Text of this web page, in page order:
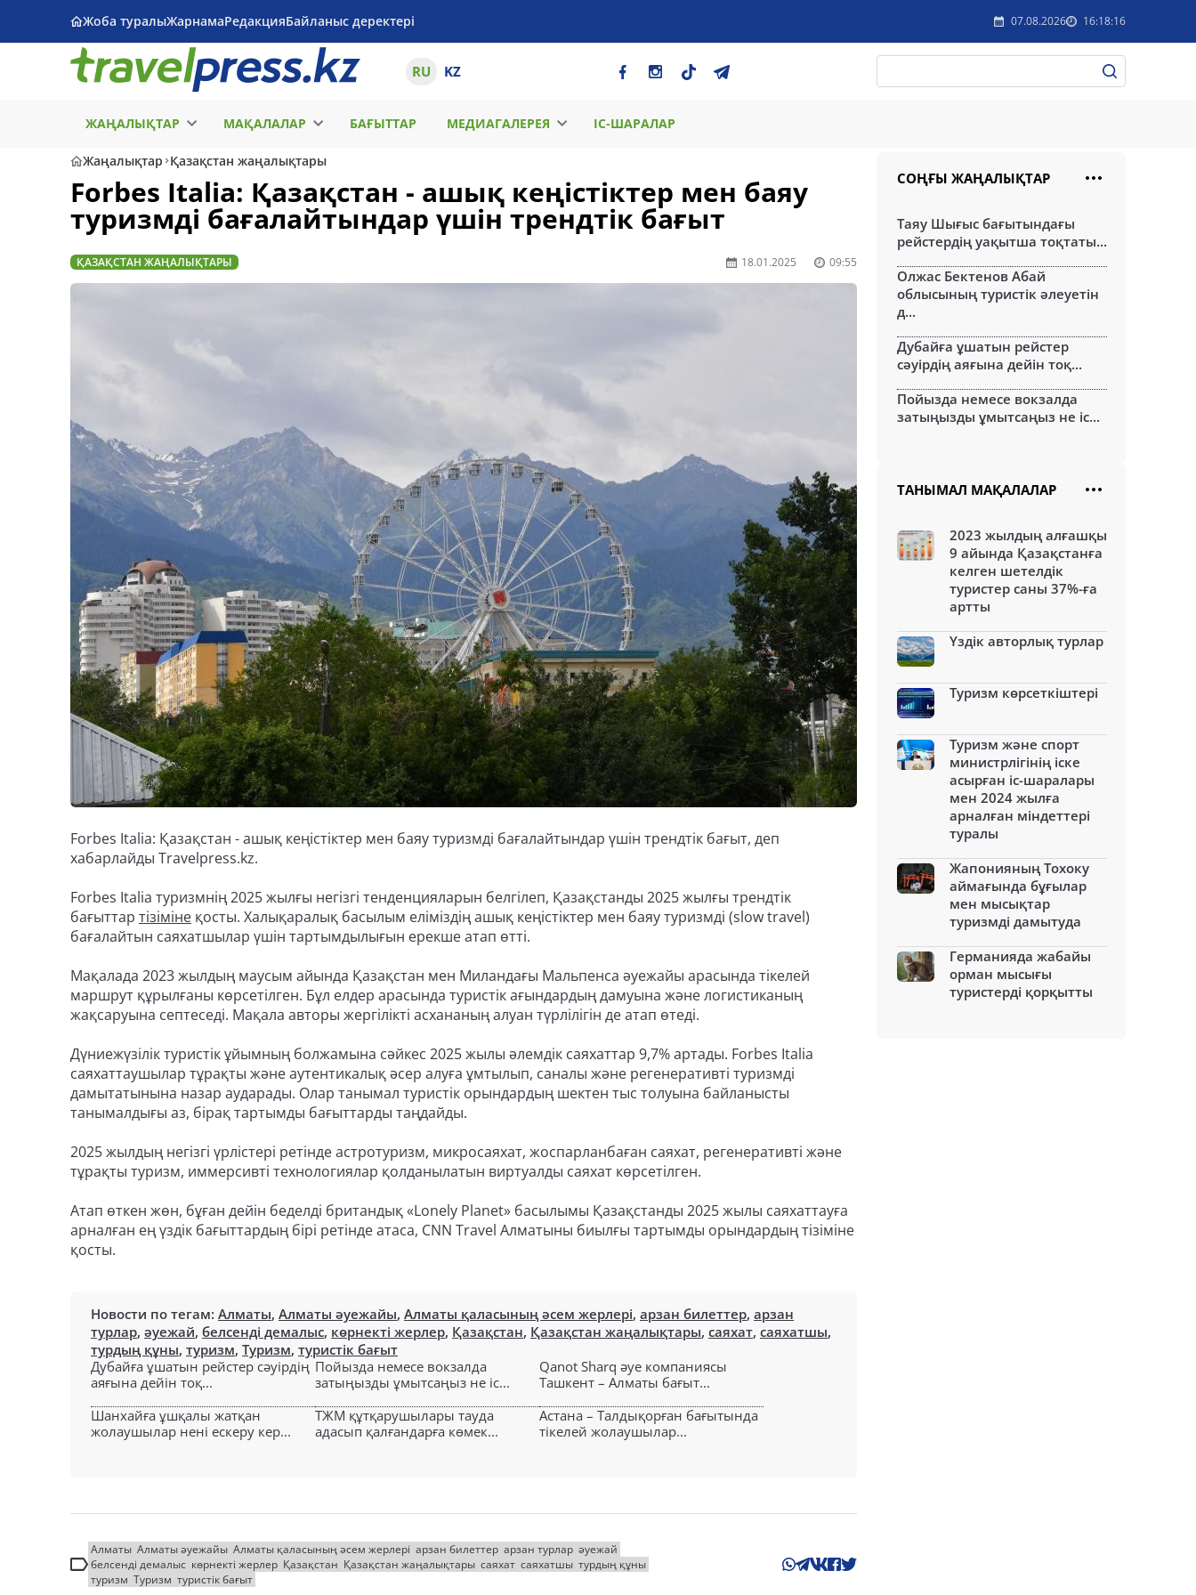
Жоба туралыЖарнамаРедакцияБайланыс деректері 07.08.2026 16:18:16
RU KZ
ЖАҢАЛЫҚТАР МАҚАЛАЛАР БАҒЫТТАР МЕДИАГАЛЕРЕЯ ІС-ШАРАЛАР
Жаңалықтар Қазақстан жаңалықтары
Forbes Italia: Қазақстан - ашық кеңістіктер мен баяу
туризмді бағалайтындар үшін трендтік бағыт
ҚАЗАҚСТАН ЖАҢАЛЫҚТАРЫ 18.01.2025 09:55
Forbes Italia: Қазақстан - ашық кеңістіктер мен баяу туризмді бағалайтындар үшін трендтік бағыт, деп
хабарлайды Travelpress.kz.
Forbes Italia туризмнің 2025 жылғы негізгі тенденцияларын белгілеп, Қазақстанды 2025 жылғы трендтік
бағыттар тізіміне қосты. Халықаралық басылым еліміздің ашық кеңістіктер мен баяу туризмді (slow travel)
бағалайтын саяхатшылар үшін тартымдылығын ерекше атап өтті.
Мақалада 2023 жылдың маусым айында Қазақстан мен Миландағы Мальпенса әуежайы арасында тікелей
маршрут құрылғаны көрсетілген. Бұл елдер арасында туристік ағындардың дамуына және логистиканың
жақсаруына септеседі. Мақала авторы жергілікті асхананың алуан түрлілігін де атап өтеді.
Дүниежүзілік туристік ұйымның болжамына сәйкес 2025 жылы әлемдік саяхаттар 9,7% артады. Forbes Italia
саяхаттаушылар тұрақты және аутентикалық әсер алуға ұмтылып, саналы және регенеративті туризмді
дамытатынына назар аударады. Олар танымал туристік орындардың шектен тыс толуына байланысты
танымалдығы аз, бірақ тартымды бағыттарды таңдайды.
2025 жылдың негізгі үрлістері ретінде астротуризм, микросаяхат, жоспарланбаған саяхат, регенеративті және
тұрақты туризм, иммерсивті технологиялар қолданылатын виртуалды саяхат көрсетілген.
Атап өткен жөн, бұған дейін беделді британдық «Lonely Planet» басылымы Қазақстанды 2025 жылы саяхаттауға
арналған ең үздік бағыттардың бірі ретінде атаса, CNN Travel Алматыны биылғы тартымды орындардың тізіміне
қосты.
Новости по тегам: Алматы, Алматы әуежайы, Алматы қаласының әсем жерлері, арзан билеттер, арзан
турлар, әуежай, белсенді демалыс, көрнекті жерлер, Қазақстан, Қазақстан жаңалықтары, саяхат, саяхатшы,
турдың құны, туризм, Туризм, туристік бағыт
Дубайға ұшатын рейстер сәуірдің
аяғына дейін тоқ...
Пойызда немесе вокзалда
затыңызды ұмытсаңыз не іс...
Qanot Sharq әуе компаниясы
Ташкент – Алматы бағыт...
Шанхайға ұшқалы жатқан
жолаушылар нені ескеру кер...
ТЖМ құтқарушылары тауда
адасып қалғандарға көмек...
Астана – Талдықорған бағытында
тікелей жолаушылар...
Алматы Алматы әуежайы Алматы қаласының әсем жерлері арзан билеттер арзан турлар әуежай
белсенді демалыс көрнекті жерлер Қазақстан Қазақстан жаңалықтары саяхат саяхатшы турдың құны
туризм Туризм туристік бағыт
СОҢҒЫ ЖАҢАЛЫҚТАР
Таяу Шығыс бағытындағы
рейстердің уақытша тоқтаты...
Олжас Бектенов Абай
облысының туристік әлеуетін
д...
Дубайға ұшатын рейстер
сәуірдің аяғына дейін тоқ...
Пойызда немесе вокзалда
затыңызды ұмытсаңыз не іс...
ТАНЫМАЛ МАҚАЛАЛАР
2023 жылдың алғашқы
9 айында Қазақстанға
келген шетелдік
туристер саны 37%-ға
артты
Үздік авторлық турлар
Туризм көрсеткіштері
Туризм және спорт
министрлігінің іске
асырған іс-шаралары
мен 2024 жылға
арналған міндеттері
туралы
Жапонияның Тохоку
аймағында бұғылар
мен мысықтар
туризмді дамытуда
Германияда жабайы
орман мысығы
туристерді қорқытты